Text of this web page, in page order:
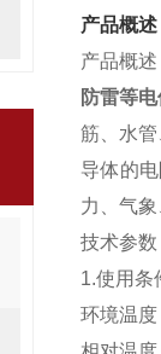
产品概述
产品概述
防雷等
筋、水
导体的
力、气
技术参数
1.使用条
环境温